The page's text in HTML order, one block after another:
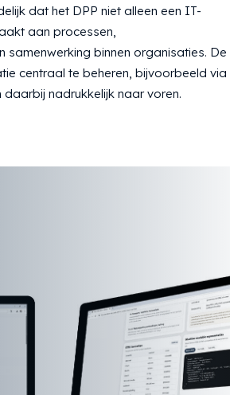
dat het DPP niet alleen een IT-
aan processen,
samenwerking binnen organisaties. De
centraal te beheren, bijvoorbeeld via
nadrukkelijk naar voren.